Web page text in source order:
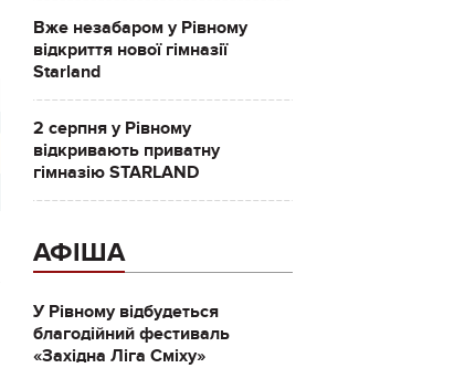
Вже незабаром у Рівному
відкриття нової гімназії
Starland
2 серпня у Рівному
відкривають приватну
гімназію STARLAND
АФІША
У Рівному відбудеться
благодійний фестиваль
«Західна Ліга Сміху»